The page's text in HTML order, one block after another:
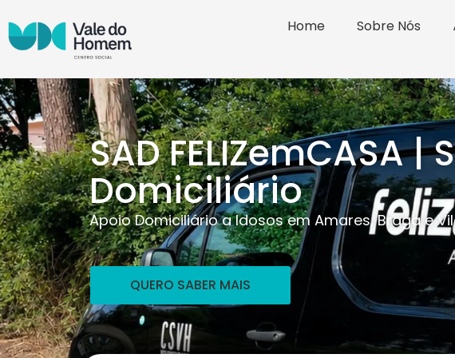
Home Sobre Nós
SAD FELIZemCASA
Domiciliário
Apoio Domiciliário a Idosos em Amares, Braga e
QUERO SABER MAIS